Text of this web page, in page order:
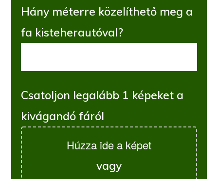
Hány méterre közelíthető meg a
fa kisteherautóval?
Csatoljon legalább 1 képeket a
kivágandó fáról
Húzza ide a képet
vagy